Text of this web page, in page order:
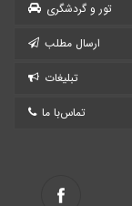
تور و گردشگری
ارسال مطلب
تبلیغات
تماس‌با ما